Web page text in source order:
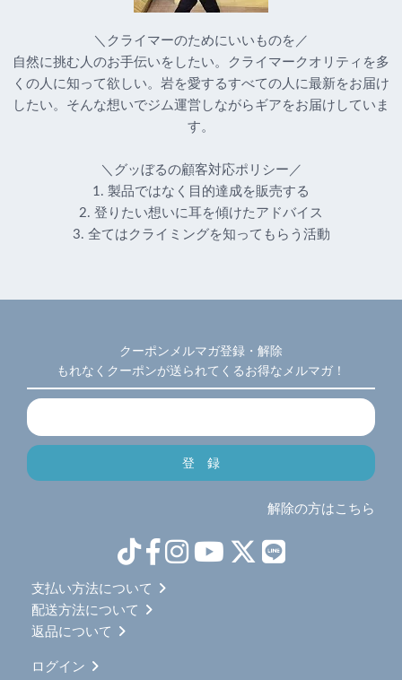
＼クライマーのためにいいものを／
自然に挑む人のお手伝いをしたい。クライマークオリティを多
くの人に知って欲しい。岩を愛するすべての人に最新をお届け
したい。そんな想いでジム運営しながらギアをお届けしていま
す。
＼グッぼるの顧客対応ポリシー／
1. 製品ではなく目的達成を販売する
2. 登りたい想いに耳を傾けたアドバイス
3. 全てはクライミングを知ってもらう活動
クーポンメルマガ登録・解除
もれなくクーポンが送られてくるお得なメルマガ！
解除の方はこちら
支払い方法について
配送方法について
返品について
ログイン